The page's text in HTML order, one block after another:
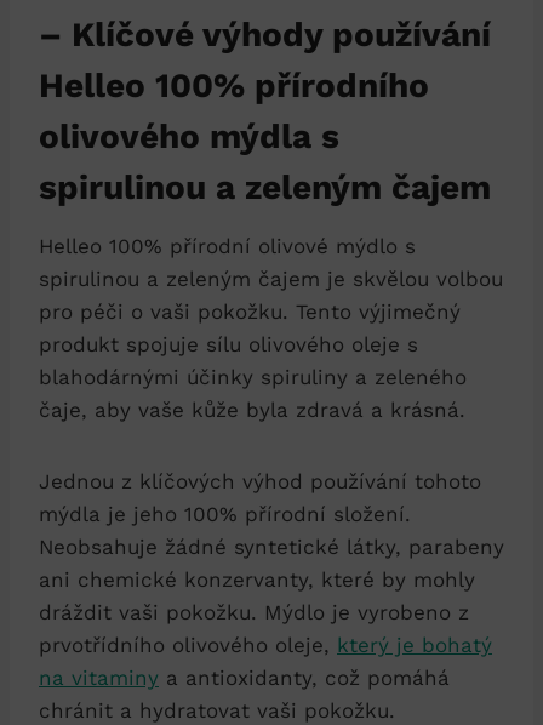
– Klíčové výhody používání
Helleo 100% přírodního
olivového mýdla s
spirulinou a zeleným čajem
Helleo 100% přírodní olivové mýdlo s
spirulinou a zeleným čajem je skvělou volbou
pro péči o vaši pokožku. Tento výjimečný
produkt spojuje sílu olivového oleje s
blahodárnými účinky spiruliny a zeleného
čaje, aby vaše kůže byla zdravá a krásná.
Jednou z klíčových výhod používání tohoto
mýdla je jeho 100% přírodní složení.
Neobsahuje žádné syntetické látky, parabeny
ani chemické konzervanty, které by mohly
dráždit vaši pokožku. Mýdlo je vyrobeno z
prvotřídního olivového oleje, který je bohatý
na vitaminy a antioxidanty, což pomáhá
chránit a hydratovat vaši pokožku.